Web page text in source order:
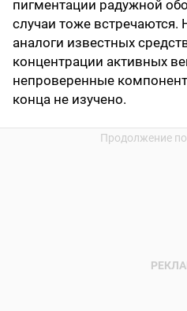
пигментации радужной
случаи тоже
аналоги известных
концентрации активных
непроверенные
конца не изучено.